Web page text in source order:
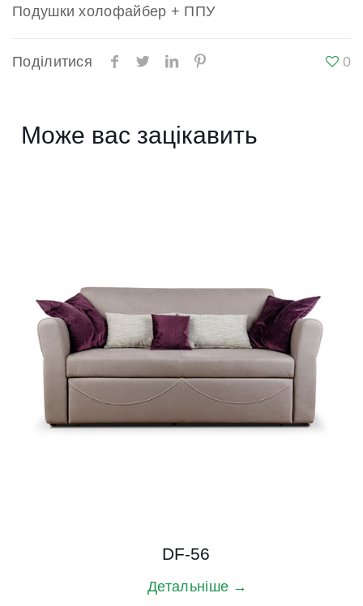
Подушки холофайбер + ППУ
Поділитися 0
Може вас зацікавить
DF-56
Детальніше →